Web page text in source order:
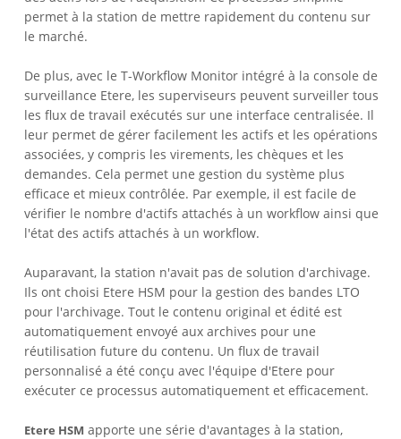
permet à la station de mettre rapidement du contenu sur
le marché.
De plus, avec le T-Workflow Monitor intégré à la console de
surveillance Etere, les superviseurs peuvent surveiller tous
les flux de travail exécutés sur une interface centralisée. Il
leur permet de gérer facilement les actifs et les opérations
associées, y compris les virements, les chèques et les
demandes. Cela permet une gestion du système plus
efficace et mieux contrôlée. Par exemple, il est facile de
vérifier le nombre d'actifs attachés à un workflow ainsi que
l'état des actifs attachés à un workflow.
Auparavant, la station n'avait pas de solution d'archivage.
Ils ont choisi Etere HSM pour la gestion des bandes LTO
pour l'archivage. Tout le contenu original et édité est
automatiquement envoyé aux archives pour une
réutilisation future du contenu. Un flux de travail
personnalisé a été conçu avec l'équipe d'Etere pour
exécuter ce processus automatiquement et efficacement.
Etere HSM apporte une série d'avantages à la station,